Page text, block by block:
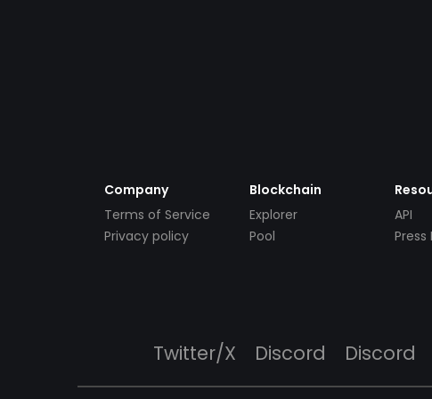
Company
Terms of Service
Privacy policy
Blockchain
Explorer
Pool
API
Press
Twitter/X Discord Discord